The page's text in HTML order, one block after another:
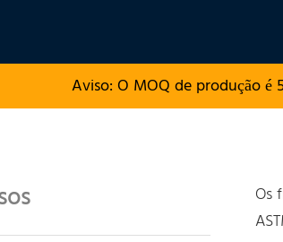
Aviso: O MOQ de produção é
Os